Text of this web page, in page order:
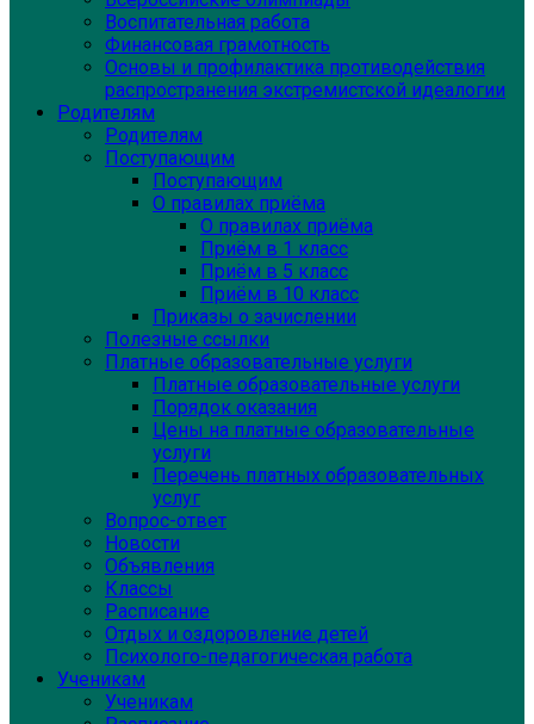
Воспитательная работа
Финансовая грамотность
Основы и профилактика противодействия
распространения экстремистской идеалогии
Родителям
Родителям
Поступающим
Поступающим
О правилах приёма
О правилах приёма
Приём в 1 класс
Приём в 5 класс
Приём в 10 класс
Приказы о зачислении
Полезные ссылки
Платные образовательные услуги
Платные образовательные услуги
Порядок оказания
Цены на платные образовательные
услуги
Перечень платных образовательных
услуг
Вопрос-ответ
Новости
Объявления
Классы
Расписание
Отдых и оздоровление детей
Психолого-педагогическая работа
Ученикам
Ученикам